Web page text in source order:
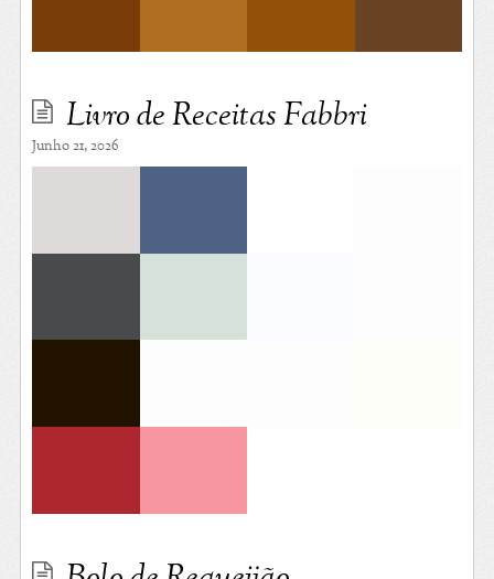
Livro de Receitas Fabbri
Junho 21, 2026